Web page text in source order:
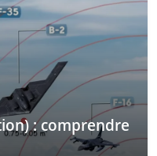
: comprendre